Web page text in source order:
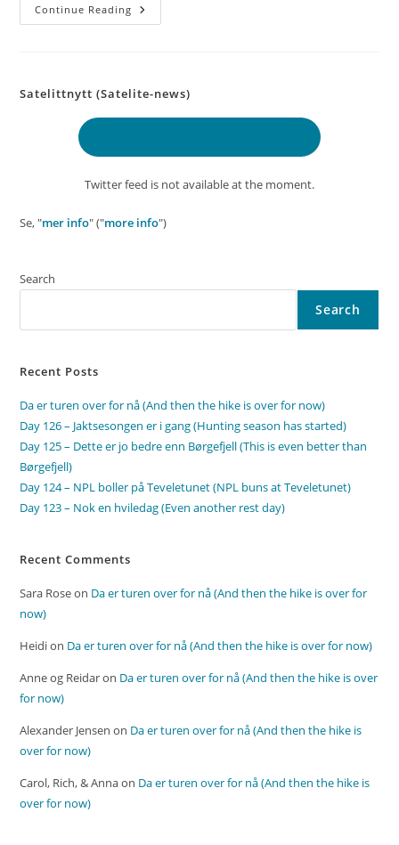
Continue Reading Day
61
Satelittnytt (Satelite-news)
Twitter feed is not available at the moment.
Se, "mer info" ("more info")
Search
Search
Recent Posts
Da er turen over for nå (And then the hike is over for now)
Day 126 – Jaktsesongen er i gang (Hunting season has started)
Day 125 – Dette er jo bedre enn Børgefjell (This is even better than
Børgefjell)
Day 124 – NPL boller på Teveletunet (NPL buns at Teveletunet)
Day 123 – Nok en hviledag (Even another rest day)
Recent Comments
Sara Roseon Da er turen over for nå (And then the hike is over for
now)
Heidion Da er turen over for nå (And then the hike is over for now)
Anne og Reidaron Da er turen over for nå (And then the hike is over
for now)
Alexander Jensen on Da er turen over for nå (And then the hike is
over for now)
Carol, Rich, & Annaon Da er turen over for nå (And then the hike is
over for now)